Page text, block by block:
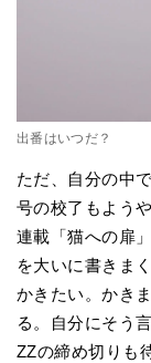
出番はいつだ？
ただ、自分の中
号の校了もよう
連載「猫への扉
を大いに書きま
かきたい。かき
る。自分にそう
ZZの締め切りも